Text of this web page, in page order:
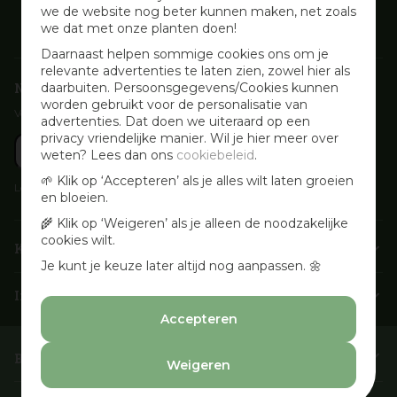
we de website nog beter kunnen maken, net zoals
we dat met onze planten doen!
Daarnaast helpen sommige cookies ons om je
relevante advertenties te laten zien, zowel hier als
daarbuiten. Persoonsgegevens/Cookies kunnen
worden gebruikt voor de personalisatie van
advertenties. Dat doen we uiteraard op een
privacy vriendelijke manier. Wil je hier meer over
weten? Lees dan ons cookiebeleid.
🌱 Klik op ‘Accepteren’ als je alles wilt laten groeien
en bloeien.
🌾 Klik op ‘Weigeren’ als je alleen de noodzakelijke
cookies wilt.
Je kunt je keuze later altijd nog aanpassen. 🌼
Accepteren
Weigeren
Nieuwsbrief aanmelden
Voor wekelijkse aanbiedingen, activiteiten en inspirerende tips
Lees onzePrivacyverklaring
Klantenservice
Info & openingstijden